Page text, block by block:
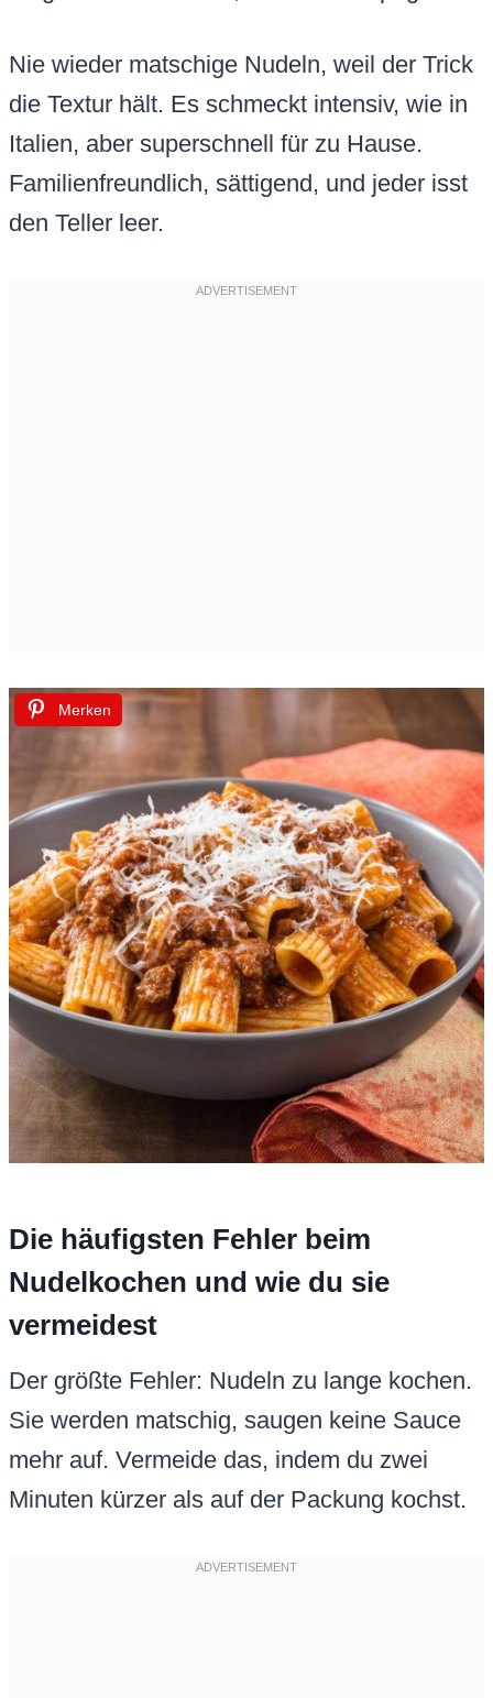
Nie wieder matschige Nudeln, weil der Trick
die Textur hält. Es schmeckt intensiv, wie in
Italien, aber superschnell für zu Hause.
Familienfreundlich, sättigend, und jeder isst
den Teller leer.
Merken
Die häufigsten Fehler beim
Nudelkochen und wie du sie
vermeidest
Der größte Fehler: Nudeln zu lange kochen.
Sie werden matschig, saugen keine Sauce
mehr auf. Vermeide das, indem du zwei
Minuten kürzer als auf der Packung kochst.